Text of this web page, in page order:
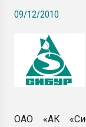
что касается выдува
ПЕРЕЙТИ НА
09/12/2010
ОАО «АК